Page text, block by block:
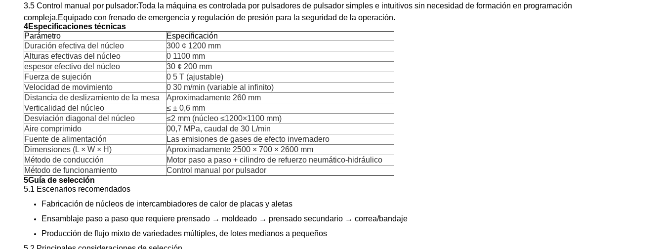
3.5 Control manual por pulsador:Toda la máquina es controlada por pulsadores de pulsador simples e intuitivos sin necesidad de formación en programación
compleja.Equipado con frenado de emergencia y regulación de presión para la seguridad de la operación.
4Especificaciones técnicas
Parámetro
Especificación
Duración efectiva del núcleo
300 ¢ 1200 mm
Alturas efectivas del núcleo
0 1100 mm
espesor efectivo del núcleo
30 ¢ 200 mm
Fuerza de sujeción
0 5 T (ajustable)
Velocidad de movimiento
0 30 m/min (variable al infinito)
Distancia de deslizamiento de la mesa
Aproximadamente 260 mm
Verticalidad del núcleo
≤ ± 0,6 mm
Desviación diagonal del núcleo
≤2 mm (núcleo ≤1200×1100 mm)
Aire comprimido
00,7 MPa, caudal de 30 L/min
Fuente de alimentación
Las emisiones de gases de efecto invernadero
Dimensiones (L × W × H)
Aproximadamente 2500 × 700 × 2600 mm
Método de conducción
Motor paso a paso + cilindro de refuerzo neumático-hidráulico
Método de funcionamiento
Control manual por pulsador
5Guía de selección
5.1 Escenarios recomendados
Fabricación de núcleos de intercambiadores de calor de placas y aletas
Ensamblaje paso a paso que requiere prensado → moldeado → prensado secundario → correa/bandaje
Producción de flujo mixto de variedades múltiples, de lotes medianos a pequeños